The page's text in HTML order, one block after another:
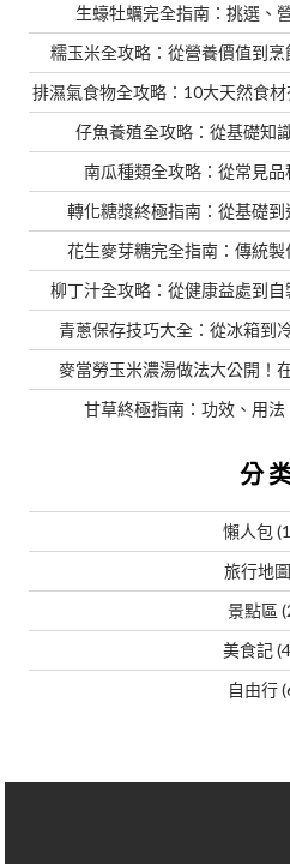
生蠔牡蠣完全指南：挑選、
糯玉米全攻略：從營養價值到
排濕氣食物全攻略：10大天然食
仔魚養殖全攻略：從基礎知
南瓜種類全攻略：從常見
轉化糖漿終極指南：從基礎
花生麥芽糖完全指南：傳統
柳丁汁全攻略：從健康益處到
青蔥保存技巧大全：從冰箱到
麥當勞玉米濃湯做法大公開！
甘草終極指南：功效、用
分
懶人包
旅行地圖
景點區
美食記
自由行